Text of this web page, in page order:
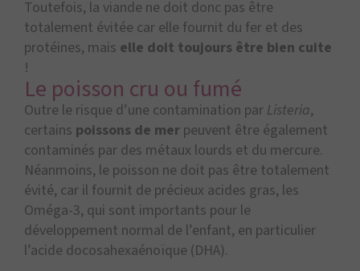
Toutefois, la viande ne doit donc pas être
totalement évitée car elle fournit du fer et des
protéines, mais elle doit toujours être bien cuite
!
Le poisson cru ou fumé
Outre le risque d’une contamination par Listeria,
certains poissons de mer peuvent être également
contaminés par des métaux lourds et du mercure.
Néanmoins, le poisson ne doit pas être totalement
évité, car il fournit de précieux acides gras, les
Oméga-3, qui sont importants pour le
développement normal de l’enfant, en particulier
l’acide docosahexaénoïque (DHA).